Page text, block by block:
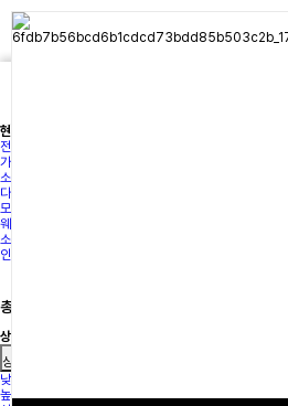
현재 상품 분류와 관련된 분류
전체
가스워머
소화기
다용도함
모기퇴치기
웨건
소품
인센스&탈취제
총 7개
상품 정렬
상품정렬
낮은가격순
높은가격순